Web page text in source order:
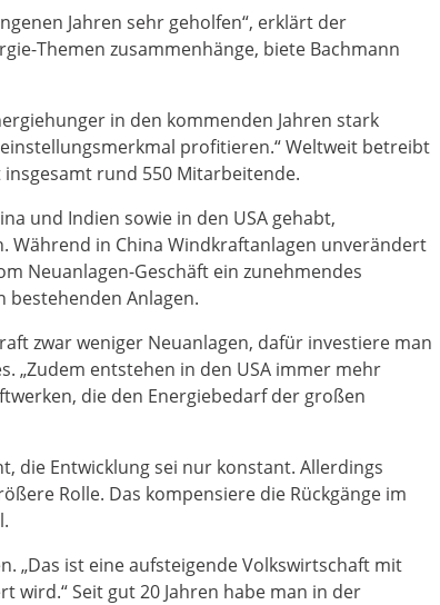
Jahren sehr geholfen“, erklärt der
Themen zusammenhänge, biete Bachmann
in den kommenden Jahren stark
profitieren.“ Weltweit betreibt
rund 550 Mitarbeitende.
und Indien sowie in den USA gehabt,
Während in China Windkraftanlagen unverändert
Neuanlagen-Geschäft ein zunehmendes
bestehenden Anlagen.
zwar weniger Neuanlagen, dafür investiere man
„Zudem entstehen in den USA immer mehr
die den Energiebedarf der großen
die Entwicklung sei nur konstant. Allerdings
Rolle. Das kompensiere die Rückgänge im
„Das ist eine aufsteigende Volkswirtschaft mit
wird.“ Seit gut 20 Jahren habe man in der